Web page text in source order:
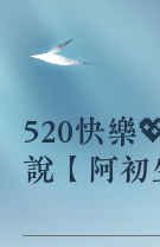
520快樂
說【阿初